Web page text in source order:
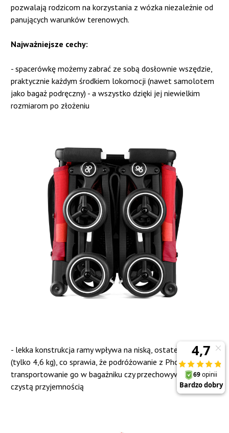
pozwalają rodzicom na korzystania z wózka niezależnie od
panujących warunków terenowych.
Najważniejsze cechy:
- spacerówkę możemy zabrać ze sobą dosłownie wszędzie,
praktycznie każdym środkiem lokomocji (nawet samolotem
jako bagaż podręczny) - a wszystko dzięki jej niewielkim
rozmiarom po złożeniu
- lekka konstrukcja ramy wpływa na niską, ostateczną wagę
(tylko 4,6 kg), co sprawia, że podróżowanie z Phoenix,
transportowanie go w bagażniku czy przechowywanie jest
czystą przyjemnością